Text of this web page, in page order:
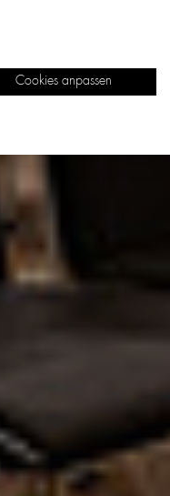
Cookies anpassen